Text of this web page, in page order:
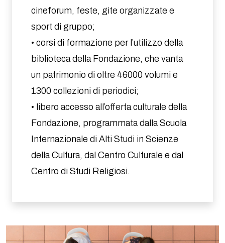
cineforum, feste, gite organizzate e
sport di gruppo;
• corsi di formazione per l’utilizzo della
biblioteca della Fondazione, che vanta
un patrimonio di oltre 46000 volumi e
1300 collezioni di periodici;
• libero accesso all’offerta culturale della
Fondazione, programmata dalla Scuola
Internazionale di Alti Studi in Scienze
della Cultura, dal Centro Culturale e dal
Centro di Studi Religiosi.